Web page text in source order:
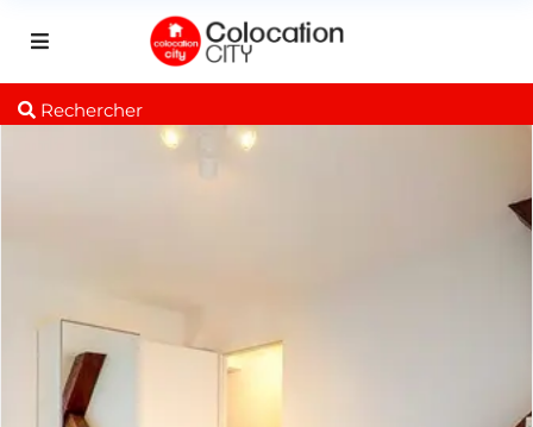
Rechercher